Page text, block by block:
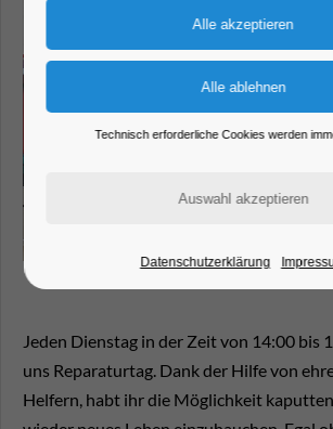
Jeden Dienstag in der Zeit von 14:00 bis
uns Reparaturtag. Dank der Hilfe von
Helfern, habt ihr die Möglichkeit
Technisch erforderliche Cookies werden
Datenschutzerklärung